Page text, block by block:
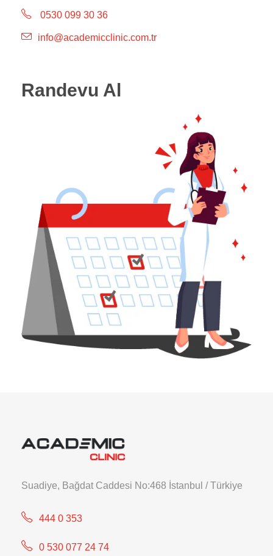
0530 099 30 36
info@academicclinic.com.tr
Randevu Al
Suadiye, Bağdat Caddesi No:468 İstanbul / Türkiye
444 0 353
0 530 077 24 74